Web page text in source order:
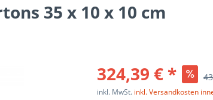
35 x 10 x 10 cm
324,39 € *
inkl. MwSt. inkl. Versandkosten